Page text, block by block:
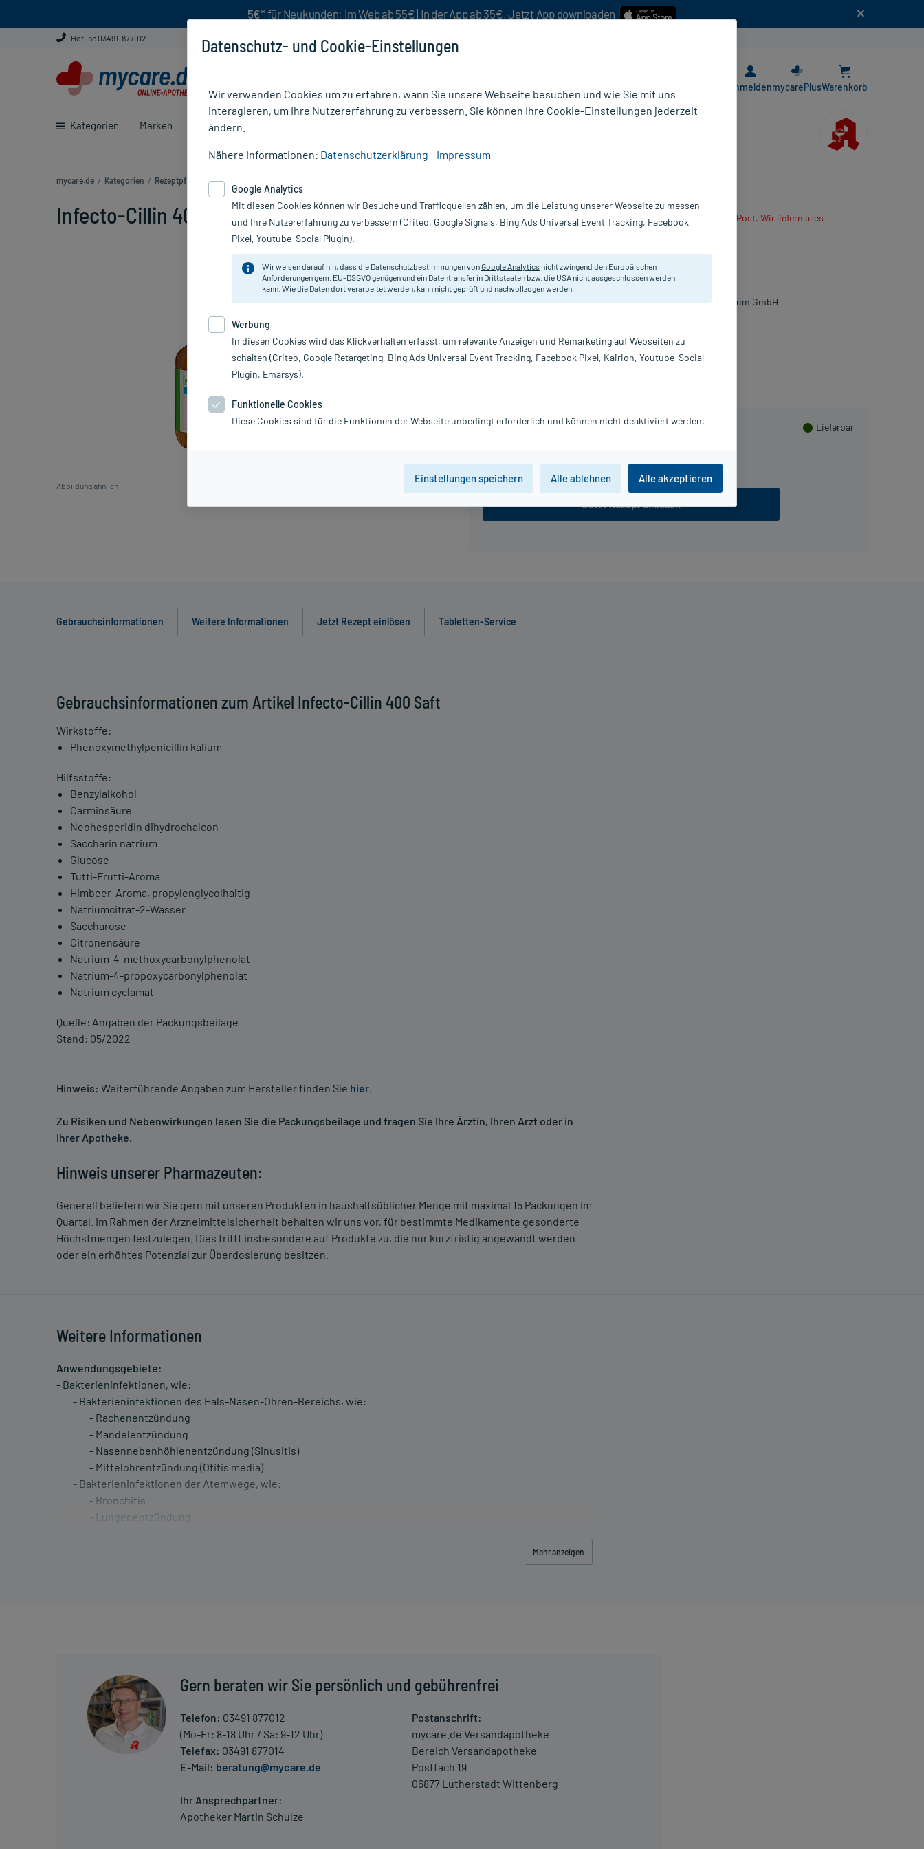
5€* für Neukunden: Im Web ab 55€ | In der App ab 35€. Jetzt App downloaden
Hotline 03491-877012
Kategorien Marken Ratgeber
AnmeldenmycarePlusWarenkorb
mycare.de / Kategorien / Rezeptpflichtige Medikamente
Infecto-Cillin 400 Saft, 100 ml
Abbildung ähnlich
18,78 €
Lieferbar
Jetzt Rezept einlösen
Scannen Sie Ihr E-Rezept in der mycare App oder senden es per Post. Wir liefern alles
versandkostenfrei* - inklusive Ihrer mitbestellten Produkte.
Darreichung:
Granulat
Inhalt:
100 ml
PZN:
Hersteller:
INFECTOPHARM Arzn.u.Consilium GmbH
Gebrauchsinformationen Weitere Informationen Jetzt Rezept einlösen Tabletten-Service
Gebrauchsinformationen zum Artikel Infecto-Cillin 400 Saft
Wirkstoffe:
Phenoxymethylpenicillin kalium
Hilfsstoffe:
Benzylalkohol
Carminsäure
Neohesperidin dihydrochalcon
Saccharin natrium
Glucose
Tutti-Frutti-Aroma
Himbeer-Aroma, propylenglycolhaltig
Natriumcitrat-2-Wasser
Saccharose
Citronensäure
Natrium-4-methoxycarbonylphenolat
Natrium-4-propoxycarbonylphenolat
Natrium cyclamat
Quelle: Angaben der Packungsbeilage
Stand: 05/2022
Hinweis: Weiterführende Angaben zum Hersteller finden Sie hier
Zu Risiken und Nebenwirkungen lesen Sie die Packungsbeilage und fragen Sie Ihre Ärztin, Ihren Arzt oder in
Ihrer Apotheke.
Hinweis unserer Pharmazeuten:
Generell beliefern wir Sie gern mit unseren Produkten in haushaltsüblicher Menge mit maximal 15 Packungen im
Quartal. Im Rahmen der Arzneimittelsicherheit behalten wir uns vor, für bestimmte Medikamente gesonderte
Höchstmengen festzulegen. Dies trifft insbesondere auf Produkte zu, die nur kurzfristig angewandt werden
oder ein erhöhtes Potenzial zur Überdosierung besitzen.
Weitere Informationen
Anwendungsgebiete:
- Bakterieninfektionen, wie:
- Bakterieninfektionen des Hals-Nasen-Ohren-Bereichs, wie:
- Rachenentzündung
- Mandelentzündung
- Nasennebenhöhlenentzündung (Sinusitis)
- Mittelohrentzündung (Otitis media)
- Bakterieninfektionen der Atemwege, wie:
- Bronchitis
- Lungenentzündung
- Rheumatisches Fieber, zur Vorbeugung
- Wundrose (Erysipel)
- Rheumatisches Fieber, zur Vorbeugung
- Vorbeugung gegen Bakterieninfektionen des Herzens, z.B. nach chirurgischen Eingriffen
- Lymphadenitis (entzündliche Lymphknotenschwellung)
- Vorbeugung gegen Bakterieninfektionen des Herzens, z.B. nach chirurgischen Eingriffen
- Lymphangitis (entzündete Lymphbahnen, oft erkennbar an roten Streifen unter der Haut)
- Eitrige Hautinfektion (Pyodermie)
Mehr anzeigen
Gern beraten wir Sie persönlich und gebührenfrei
Telefon: 03491 877012
(Mo-Fr: 8-18 Uhr / Sa: 9-12 Uhr)
Telefax: 03491 877014
E-Mail: beratung@mycare.de
Ihr Ansprechpartner:
Apotheker Martin Schulze
Postanschrift:
mycare.de Versandapotheke
Bereich Versandapotheke
Postfach 19
06877 Lutherstadt Wittenberg
Datenschutz- und Cookie-Einstellungen
Wir verwenden Cookies um zu erfahren, wann Sie unsere Webseite besuchen und wie Sie mit uns
interagieren, um Ihre Nutzererfahrung zu verbessern. Sie können Ihre Cookie-Einstellungen jederzeit
ändern.
Nähere Informationen: Datenschutzerklärung Impressum
Google Analytics
Mit diesen Cookies können wir Besuche und Trafficquellen zählen, um die Leistung unserer Webseite zu messen
und Ihre Nutzererfahrung zu verbessern (Criteo, Google Signals, Bing Ads Universal Event Tracking, Facebook
Pixel, Youtube-Social Plugin).
Wir weisen darauf hin, dass die Datenschutzbestimmungen vonGoogle Analytics nicht zwingend den Europäischen
Anforderungen gem. EU-DSGVO genügen und ein Datentransfer in Drittstaaten bzw. die USA nicht ausgeschlossen werden
kann. Wie die Daten dort verarbeitet werden, kann nicht geprüft und nachvollzogen werden.
Werbung
In diesen Cookies wird das Klickverhalten erfasst, um relevante Anzeigen und Remarketing auf Webseiten zu
schalten (Criteo, Google Retargeting, Bing Ads Universal Event Tracking, Facebook Pixel, Kairion, Youtube-Social
Plugin, Emarsys).
Funktionelle Cookies
Diese Cookies sind für die Funktionen der Webseite unbedingt erforderlich und können nicht deaktiviert werden.
Einstellungen speichern Alle ablehnen Alle akzeptieren